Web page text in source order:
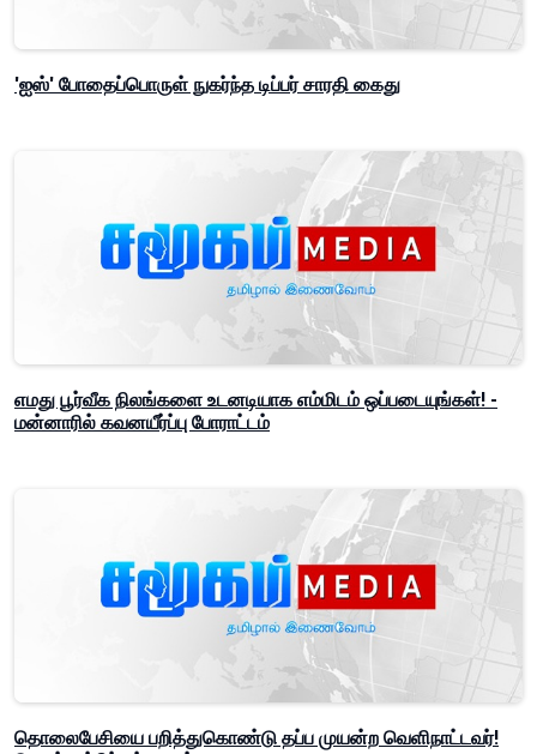
'ஐஸ்' போதைப்பொருள் நுகர்ந்த டிப்பர் சாரதி கைது
எமது பூர்வீக நிலங்களை உடனடியாக எம்மிடம் ஒப்படையுங்கள்! -
மன்னாரில் கவனயீர்ப்பு போராட்டம்
தொலைபேசியை பறித்துகொண்டு தப்ப முயன்ற வெளிநாட்டவர்!